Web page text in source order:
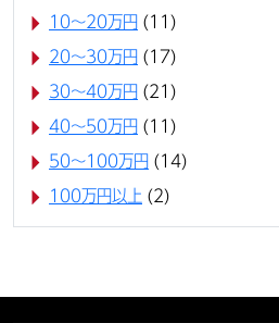
10〜20万円 (11)
20〜30万円 (17)
30〜40万円 (21)
40〜50万円 (11)
50〜100万円 (14)
100万円以上 (2)